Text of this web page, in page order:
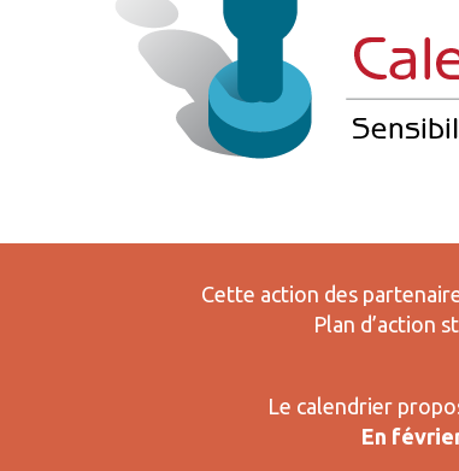
Cette action des
Plan d’action
Le calendrier
En